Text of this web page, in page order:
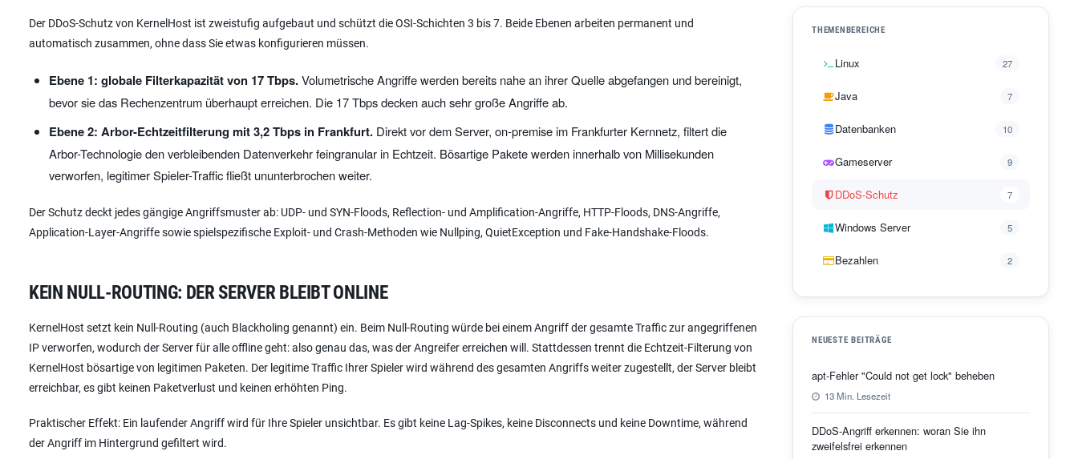
Der DDoS-Schutz von KernelHost ist zweistufig aufgebaut und schützt die OSI-Schichten 3 bis 7. Beide Ebenen arbeiten permanent und
automatisch zusammen, ohne dass Sie etwas konfigurieren müssen.
Ebene 1: globale Filterkapazität von 17 Tbps.Volumetrische Angriffe werden bereits nahe an ihrer Quelle abgefangen und bereinigt,
bevor sie das Rechenzentrum überhaupt erreichen. Die 17 Tbps decken auch sehr große Angriffe ab.
Ebene 2: Arbor-Echtzeitfilterung mit 3,2 Tbps in Frankfurt. Direkt vor dem Server, on-premise im Frankfurter Kernnetz, filtert die
Arbor-Technologie den verbleibenden Datenverkehr feingranular in Echtzeit. Bösartige Pakete werden innerhalb von Millisekunden
verworfen, legitimer Spieler-Traffic fließt ununterbrochen weiter.
Der Schutz deckt jedes gängige Angriffsmuster ab: UDP- und SYN-Floods, Reflection- und Amplification-Angriffe, HTTP-Floods, DNS-Angriffe,
Application-Layer-Angriffe sowie spielspezifische Exploit- und Crash-Methoden wie Nullping, QuietException und Fake-Handshake-Floods.
KEIN NULL-ROUTING: DER SERVER BLEIBT ONLINE
KernelHost setzt kein Null-Routing (auch Blackholing genannt) ein. Beim Null-Routing würde bei einem Angriff der gesamte Traffic zur angegriffenen
IP verworfen, wodurch der Server für alle offline geht: also genau das, was der Angreifer erreichen will. Stattdessen trennt die Echtzeit-Filterung von
KernelHost bösartige von legitimen Paketen. Der legitime Traffic Ihrer Spieler wird während des gesamten Angriffs weiter zugestellt, der Server bleibt
erreichbar, es gibt keinen Paketverlust und keinen erhöhten Ping.
Praktischer Effekt: Ein laufender Angriff wird für Ihre Spieler unsichtbar. Es gibt keine Lag-Spikes, keine Disconnects und keine Downtime, während
der Angriff im Hintergrund gefiltert wird.
THEMENBEREICHE
Linux 27
Java 7
Datenbanken 10
Gameserver 9
DDoS-Schutz 7
Windows Server 5
Bezahlen 2
NEUESTE BEITRÄGE
apt-Fehler "Could not get lock" beheben
13 Min. Lesezeit
DDoS-Angriff erkennen: woran Sie ihn
zweifelsfrei erkennen